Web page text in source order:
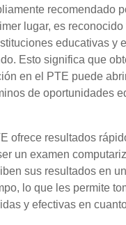
recomendado
lugar, es
educativas y
Esto significa que
en el PTE puede
de oportunidades
ofrece resultados
un examen
sus resultados en
lo que les permite
y efectivas en